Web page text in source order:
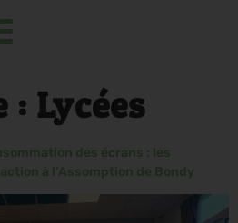
: Lycées
des écrans : les
à l’Assomption de Bondy